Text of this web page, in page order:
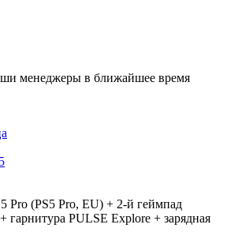
менеджеры в ближайшее время
Pro (PS5 Pro, EU) + 2-й геймпад
гарнитура PULSE Explore + зарядная